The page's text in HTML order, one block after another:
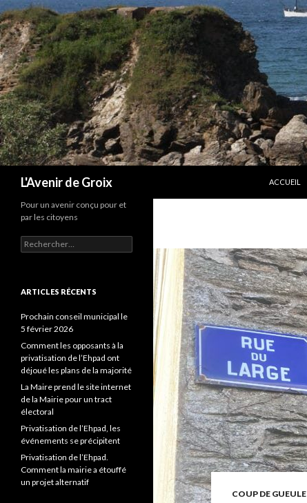
L'Avenir de Groix
ACCUEIL
COUP DE GUEULE
Pour un avenir conçu pour et
par les citoyens
Rechercher :
ARTICLES RÉCENTS
Prochain conseil municipal le
5 février 2026
Comment les opposants à la
privatisation de l’Ehpad ont
déjoué les plans de la majorité
La Maire prend le site internet
de la Mairie pour un tract
électoral
Privatisation de l’Ehpad, les
événements se précipitent
Privatisation de l’Ehpad.
Comment la mairie a étouffé
un projet alternatif